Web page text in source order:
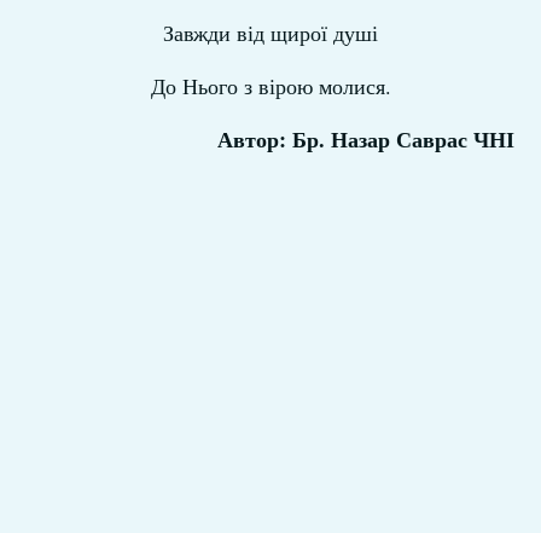
Завжди від щирої душі
До Нього з вірою молися.
Автор: Бр. Назар Саврас ЧНІ